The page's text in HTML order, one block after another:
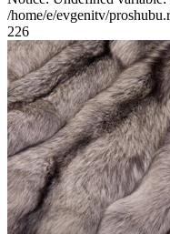
/home/e/evgenitv/
226